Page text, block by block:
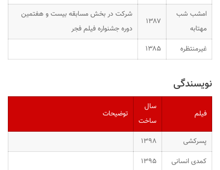
امشب شب
مهتابه
۱۳۸۷
شرکت در بخش مسابقه بیست و هفتمین
دوره جشنواره فیلم فجر
غیرمنتظره
۱۳۸۵
نویسندگی
فیلم
سال
ساخت
توضیحات
پسرکشی
۱۳۹۸
کمدی انسانی
۱۳۹۵